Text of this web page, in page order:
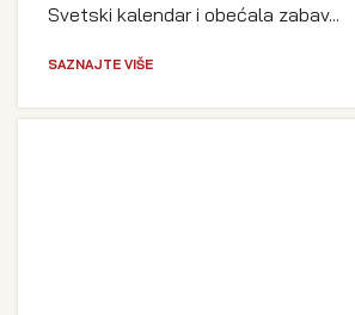
Svetski kalendar i obećala zabav...
SAZNAJTE VIŠE